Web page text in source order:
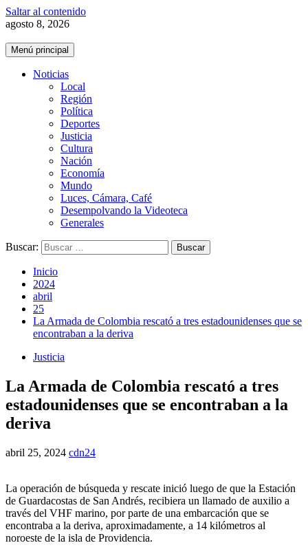
Saltar al contenido
agosto 8, 2026
Menú principal
Noticias
Local
Región
Política
Deportes
Justicia
Cultura
Nación
Economía
Mundo
Luces, Cámara, Café
Desempolvando la Videoteca
Generales
Buscar:
Inicio
2024
abril
25
La Armada de Colombia rescató a tres estadounidenses que se
encontraban a la deriva
Justicia
La Armada de Colombia rescató a tres
estadounidenses que se encontraban a la
deriva
abril 25, 2024 cdn24
La operación de búsqueda y rescate inició luego de que la Estación
de Guardacostas de San Andrés, recibiera un llamado de auxilio a
través del VHF marino, por parte de una embarcación que se
encontraba a la deriva, aproximadamente, a 14 kilómetros al
noroeste de la isla de Providencia.